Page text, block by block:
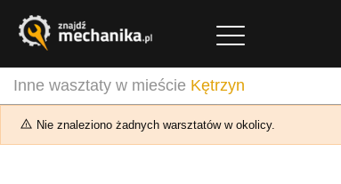
Inne wasztaty w mieście Kętrzyn
Nie znaleziono żadnych warsztatów w okolicy.